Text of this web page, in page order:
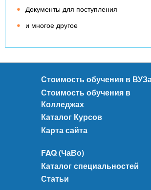
Документы для поступления
и многое другое
Стоимость обучения в
Стоимость обучения в
Колледжах
Каталог Курсов
Карта сайта
FAQ (ЧаВо)
Каталог специальностей
Статьи